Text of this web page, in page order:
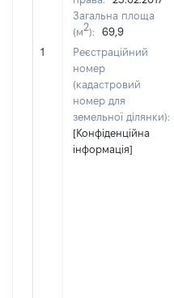
1
Загальна площа
(м2):
69,9
Реєстраційний
номер
(кадастровий
номер для
земельної ділянки):
[Конфіденційна
інформація]